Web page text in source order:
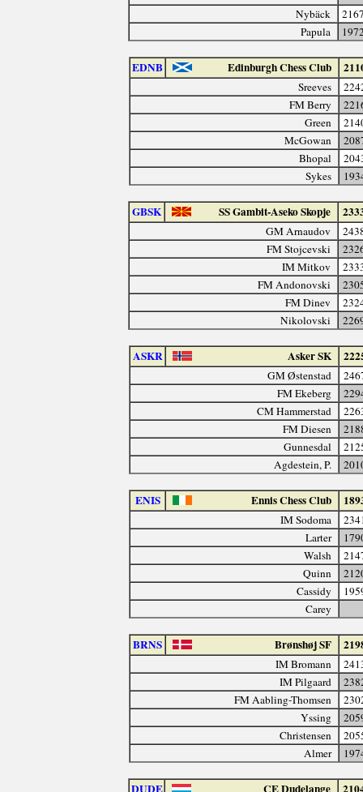
Nybäck
Papula
EDNB Edinburgh Chess Club
Sreeves
FM Berry
Green
McGowan
Bhopal
Sykes
GBSK SS Gambit-Aseko Skopje
GM Arnaudov
FM Stojcevski
IM Mitkov
FM Andonovski
FM Dinev
Nikolovski
ASKR Asker SK
GM Østenstad
FM Ekeberg
CM Hammerstad
FM Diesen
Gunnesdal
Agdestein, P.
ENIS Ennis Chess Club
IM Sodoma
Larter
Walsh
Quinn
Cassidy
Carey
BRNS Brønshøj SF
IM Bromann
IM Pilgaard
FM Aabling-Thomsen
Yssing
Christensen
Almer